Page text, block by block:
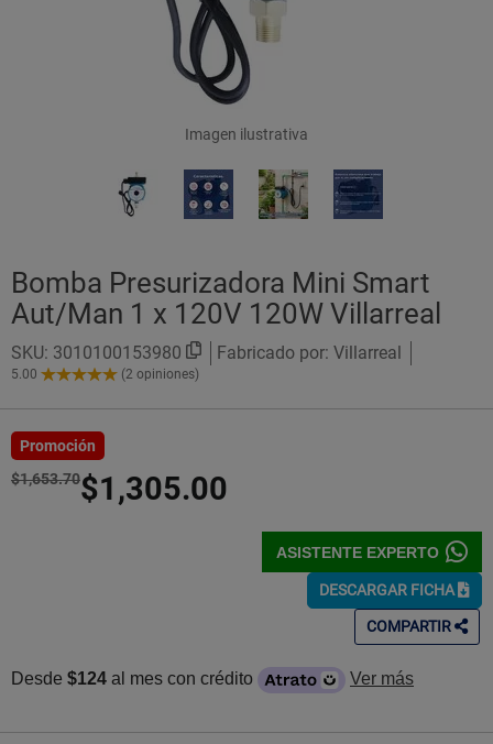
Imagen ilustrativa
Bomba Presurizadora Mini Smart
Aut/Man 1 x 120V 120W Villarreal
SKU: 3010100153980 Fabricado por: Villarreal
5.00
5.00
Estrellas!
(2 opiniones)
Promoción
$1,653.70$1,305.00
ASISTENTE EXPERTO
DESCARGAR FICHA
COMPARTIR
Desde $124 al mes con crédito Ver más